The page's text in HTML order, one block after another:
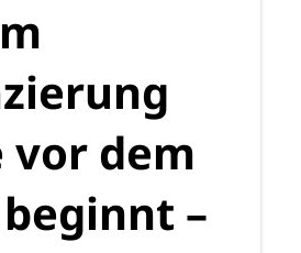
vor dem
–